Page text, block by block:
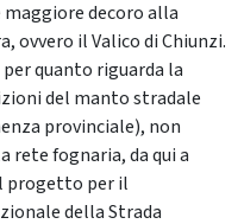
decoro alla
ovvero il Valico di Chiunzi.
quanto riguarda la
del manto stradale
provinciale), non
rete fognaria, da qui a
progetto per il
della Strada